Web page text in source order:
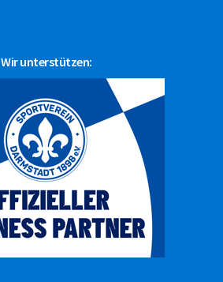
Wir unterstützen: